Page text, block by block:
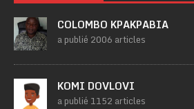
COLOMBO KPAKPABIA
a publié 2006 articles
KOMI DOVLOVI
a publié 1152 articles